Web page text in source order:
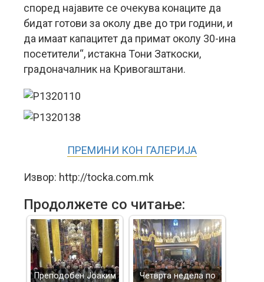
според најавите се очекува конаците да
бидат готови за околу две до три години, и
да имаат капацитет да примат околу 30-ина
посетители“, истакна Тони Заткоски,
градоначалник на Кривогаштани.
ПРЕМИНИ КОН ГАЛЕРИЈА
Извор: http://tocka.com.mk
Продолжете со читање:
Преподобен Јоаким
Четврта недела по